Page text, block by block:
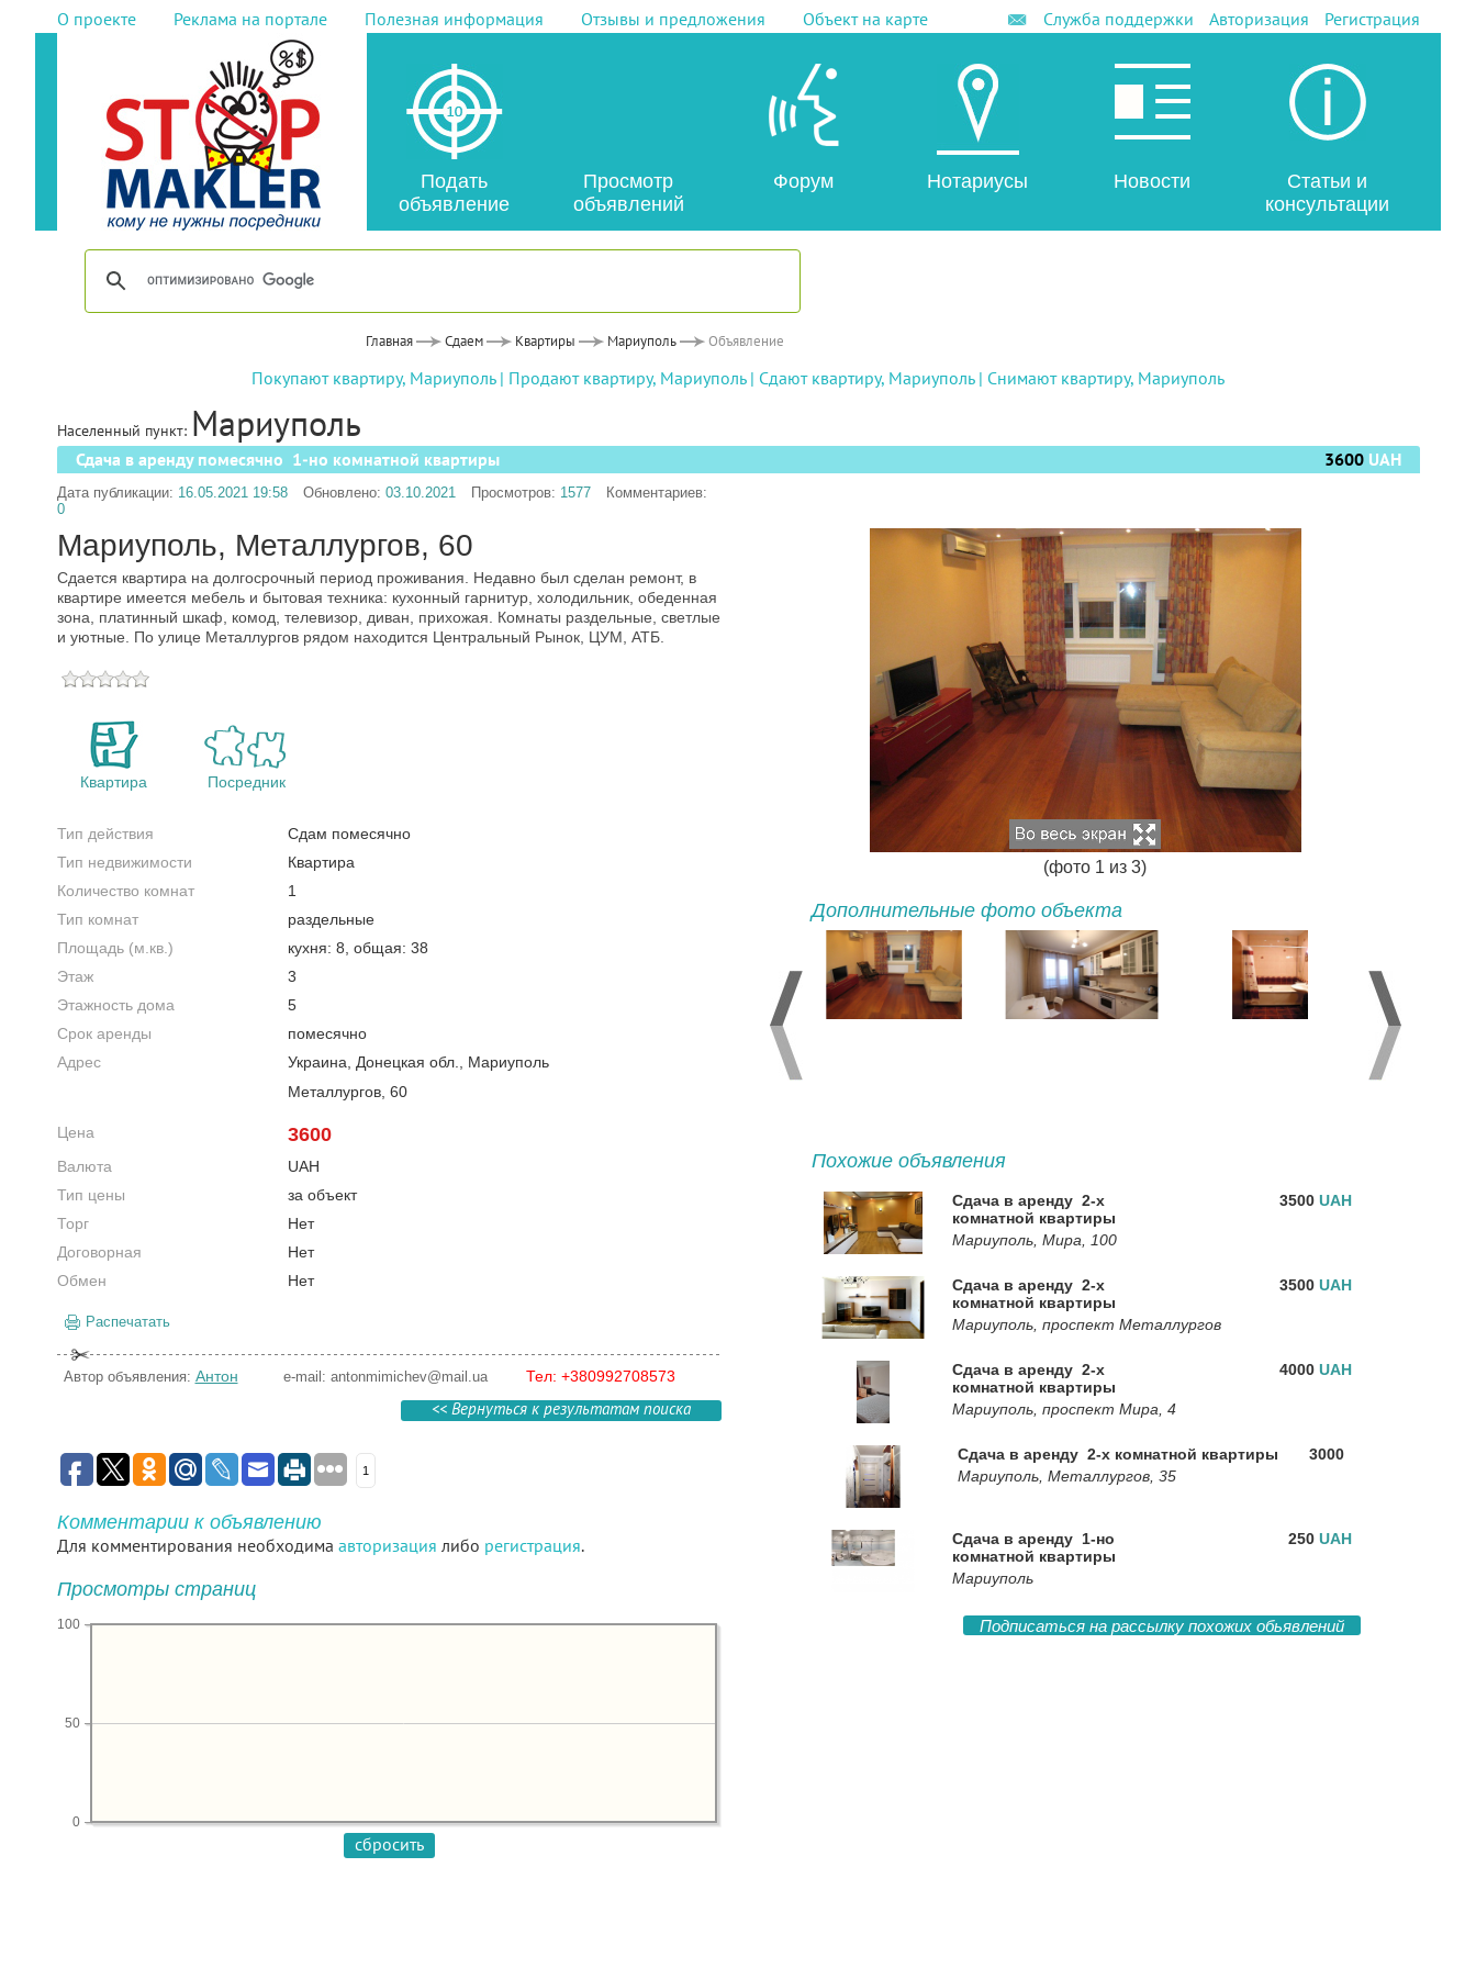
О проекте Реклама на портале Полезная информация Отзывы и предложения Объект на карте Служба поддержки Авторизация Регистрация
Подать
объявление
Просмотр
объявлений
Форум Нотариусы Новости
Статьи и
консультации
Главная Сдаем Квартиры Мариуполь Объявление
Покупают квартиру, Мариуполь| Продают квартиру, Мариуполь| Сдают квартиру, Мариуполь| Снимают квартиру, Мариуполь
Населенный пункт: Мариуполь
Сдача в аренду помесячно 1-но комнатной квартиры 3600UAH
Дата публикации: 16.05.2021 19:58 Обновлено: 03.10.2021 Просмотров: 1577
Комментариев:
0
Мариуполь, Металлургов, 60
Сдается квартира на долгосрочный период проживания. Недавно был сделан ремонт, в
квартире имеется мебель и бытовая техника: кухонный гарнитур, холодильник, обеденная
зона, платинный шкаф, комод, телевизор, диван, прихожая. Комнаты раздельные, светлые
и уютные. По улице Металлургов рядом находится Центральный Рынок, ЦУМ, АТБ.
Квартира Посредник
Тип действия
Сдам помесячно
Тип недвижимости
Квартира
Количество комнат
1
Тип комнат
раздельные
Площадь (м.кв.)
кухня: 8, общая: 38
Этаж
3
Этажность дома
5
Срок аренды
помесячно
Адрес
Украина, Донецкая обл., Мариуполь
Металлургов, 60
Цена 3600
Валюта
UAH
Тип цены
за объект
Торг
Нет
Договорная
Нет
Обмен
Нет
Распечатать
Автор объявления: Антон e-mail: antonmimichev@mail.ua Тел: +380992708573
<< Вернуться к результатам поиска
1
Комментарии к объявлению
Для комментирования необходима авторизация либо регистрация.
Просмотры страниц
0
50
100
сбросить
(фото 1 из 3)
Дополнительные фото объекта
Похожие объявления
Сдача в аренду 2-х
комнатной квартиры
Мариуполь, Мира, 100
3500 UAH
Сдача в аренду 2-х
комнатной квартиры
Мариуполь, проспект Металлургов
3500 UAH
Сдача в аренду 2-х
комнатной квартиры
Мариуполь, проспект Мира, 4
4000 UAH
Сдача в аренду 2-х комнатной квартиры
Мариуполь, Металлургов, 35
3000
Сдача в аренду 1-но
комнатной квартиры
Мариуполь
250 UAH
Подписаться на рассылку похожих обьявлений